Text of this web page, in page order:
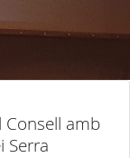
Consell amb
Serra